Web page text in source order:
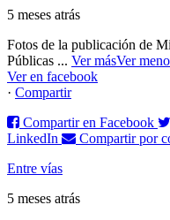
5 meses atrás
Fotos de la publicación de
Públicas ... Ver másVer
Ver en facebook
· Compartir
Compartir en Facebook
LinkedIn
Compartir por
Entre vías
5 meses atrás